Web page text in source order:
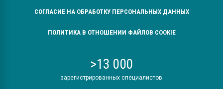
СОГЛАСИЕ НА ОБРАБОТКУ ПЕРСОНАЛЬНЫХ ДАННЫХ
ПОЛИТИКА В ОТНОШЕНИИ ФАЙЛОВ COOKIE
>13 000
зарегистрированных специалистов